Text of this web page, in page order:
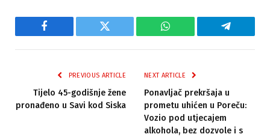
Facebook Twitter WhatsApp Telegram
PREVIOUS ARTICLE
Tijelo 45-godišnje žene
pronađeno u Savi kod Siska
NEXT ARTICLE
Ponavljač prekršaja u
prometu uhićen u Poreču:
Vozio pod utjecajem
alkohola, bez dozvole i s